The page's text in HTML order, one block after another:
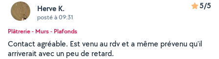
Herve K.
posté à 09:31
5/5
Plâtrerie - Murs - Plafonds
Contact agréable. Est venu au rdv et a même prévenu qu'il
arriverait avec un peu de retard.